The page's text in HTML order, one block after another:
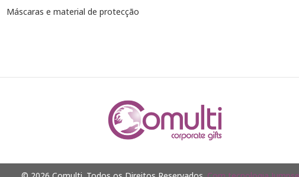
Máscaras e material de protecção